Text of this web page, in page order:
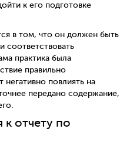
к его подготовке
в том, что он должен быть
соответствовать
практика была
правильно
повлиять на
передано содержание,
отчету по